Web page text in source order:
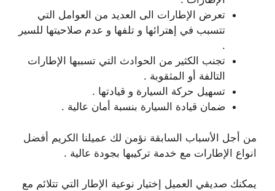
تعرض الإطارات الى العديد من العوامل التي
تتسبب في إهترائها و تلفها و عدم صلاحيتها للسير
.
تجنب الكثير من الحوادث التي تسببها الإطارات
التالفة أو المثقوبة .
تسهيل حركة السيارة و قيادتها .
ضمان قيادة السيارة بنسبة أمان عالية .
من أجل الأسباب السابقة نؤمن لك عميلنا الكريم أفضل
انواع الإطارات مع خدمة تركيبها بجودة عالية .
يمكنك صديقي العميل إختيار نوعية الإطار التي تتلائم مع